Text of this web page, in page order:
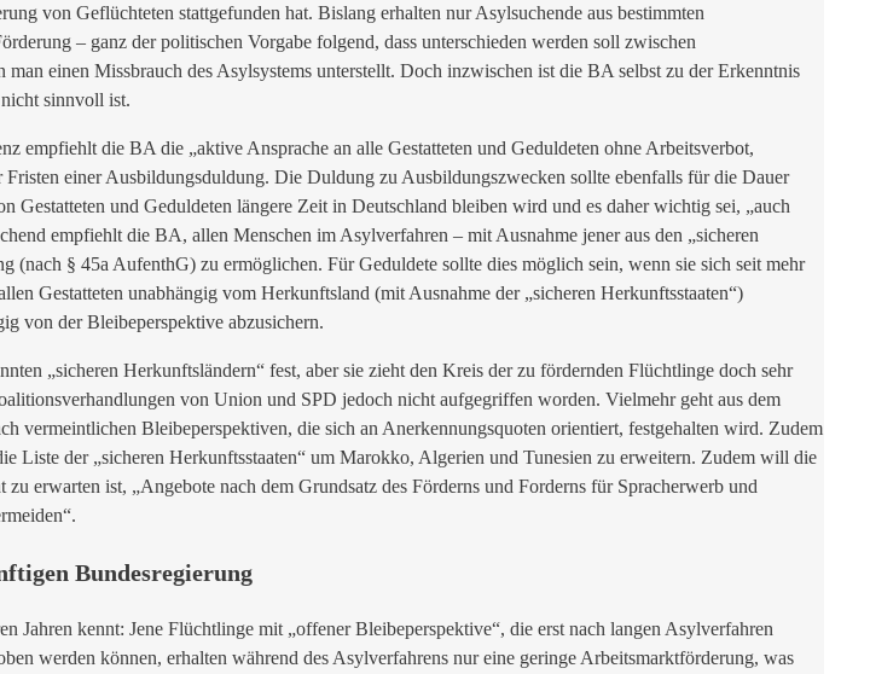
von Geflüchteten stattgefunden hat. Bislang erhalten nur Asylsuchende aus bestimmten
– ganz der politischen Vorgabe folgend, dass unterschieden werden soll zwischen
einen Missbrauch des Asylsystems unterstellt. Doch inzwischen ist die BA selbst zu der Erkenntnis
sinnvoll ist.
empfiehlt die BA die „aktive Ansprache an alle Gestatteten und Geduldeten ohne Arbeitsverbot,
einer Ausbildungsduldung. Die Duldung zu Ausbildungszwecken sollte ebenfalls für die Dauer
und Geduldeten längere Zeit in Deutschland bleiben wird und es daher wichtig sei, „auch
empfiehlt die BA, allen Menschen im Asylverfahren – mit Ausnahme jener aus den „sicheren
(nach § 45a AufenthG) zu ermöglichen. Für Geduldete sollte dies möglich sein, wenn sie sich seit mehr
Gestatteten unabhängig vom Herkunftsland (mit Ausnahme der „sicheren Herkunftsstaaten“)
von der Bleibeperspektive abzusichern.
„sicheren Herkunftsländern“ fest, aber sie zieht den Kreis der zu fördernden Flüchtlinge doch sehr
von Union und SPD jedoch nicht aufgegriffen worden. Vielmehr geht aus dem
vermeintlichen Bleibeperspektiven, die sich an Anerkennungsquoten orientiert, festgehalten wird. Zudem
Liste der „sicheren Herkunftsstaaten“ um Marokko, Algerien und Tunesien zu erweitern. Zudem will die
erwarten ist, „Angebote nach dem Grundsatz des Förderns und Forderns für Spracherwerb und
Bundesregierung
Jahren kennt: Jene Flüchtlinge mit „offener Bleibeperspektive“, die erst nach langen Asylverfahren
werden können, erhalten während des Asylverfahrens nur eine geringe Arbeitsmarktförderung, was